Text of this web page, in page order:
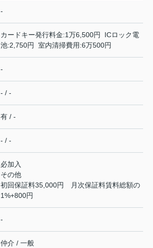
-
カードキー発行料金:1万6,500円 ICロック電
池:2,750円 室内清掃費用:6万500円
-
- / -
有 / -
- / -
必加入
その他
初回保証料35,000円 月次保証料賃料総額の
1%+800円
-
仲介 / 一般